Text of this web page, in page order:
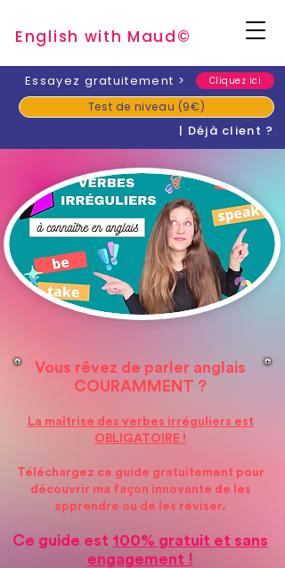
English with Maud©
​Essayez gratuitement > Cliquez ici
Test de niveau (9€)
| Déjà client ?
Vous rêvez de parler anglais
COURAMMENT ?
La maîtrise des verbes irréguliers est
OBLIGATOIRE !
Téléchargez ce guide gratuitement pour
découvrir ma façon innovante de les
apprendre ou de les réviser.
Ce guide est 100% gratuit et sans
engagement !